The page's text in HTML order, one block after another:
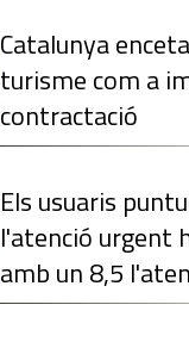
Catalunya
turisme com a
contractació
Els usuaris
l'atenció urgent
amb un 8,5